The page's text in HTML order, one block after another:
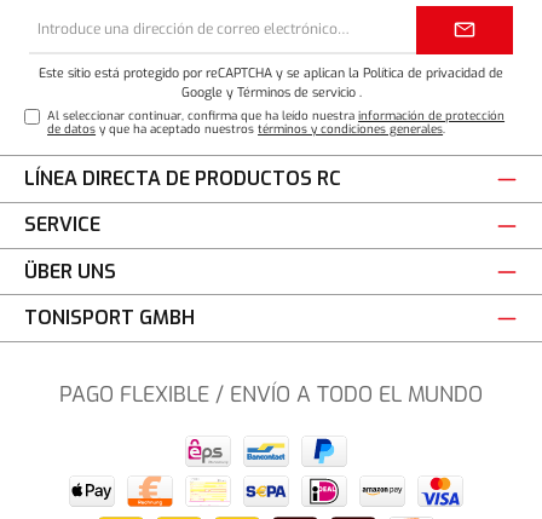
de
electrónico*
Este sitio está protegido por reCAPTCHA y se aplican la Política de privacidad de
Google y Términos de servicio.
Al seleccionar continuar, confirma que ha leído nuestrainformación de protección
de datos y que ha aceptado nuestrostérminos y condiciones generales.
LÍNEA DIRECTA DE PRODUCTOS RC
SERVICE
ÜBER UNS
TONISPORT GMBH
PAGO FLEXIBLE / ENVÍO A TODO EL MUNDO